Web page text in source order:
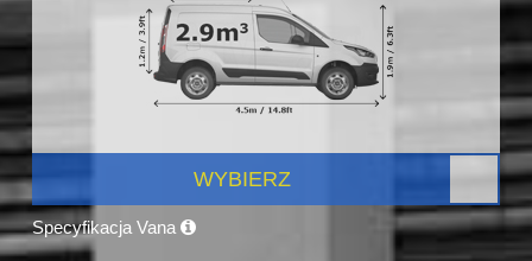
WYBIERZ
Specyfikacja Vana